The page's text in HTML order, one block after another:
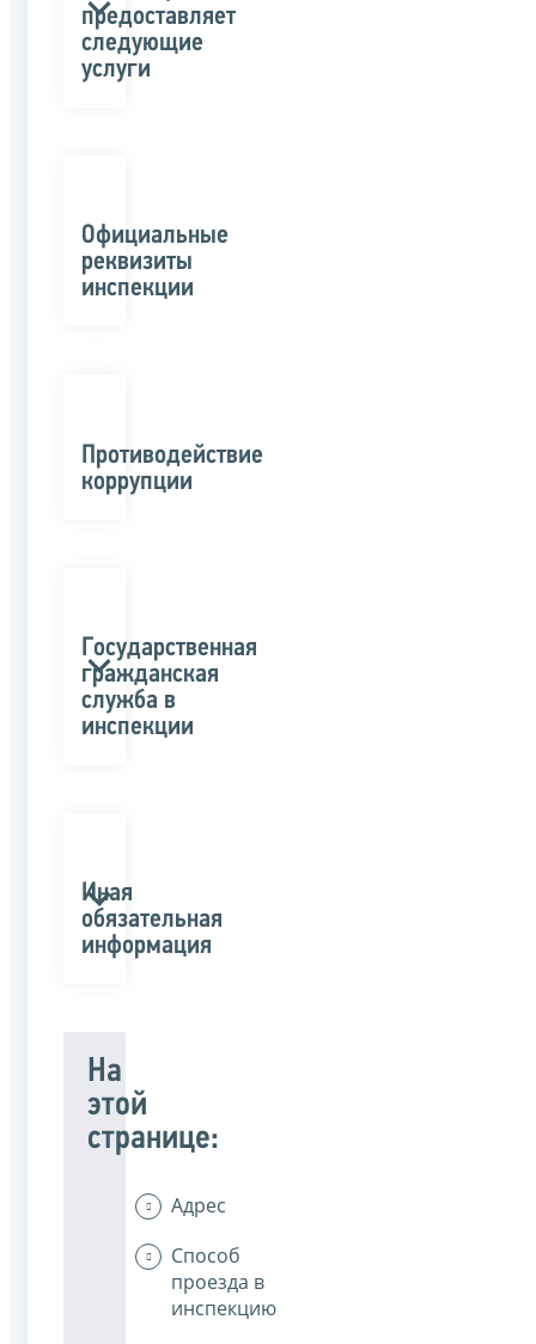
предоставляет
следующие
услуги
Официальные
реквизиты
инспекции
Противодействие
коррупции
Государственная
гражданская
служба в
инспекции
Иная
обязательная
информация
На
этой
странице:
Адрес
Способ
проезда в
инспекцию